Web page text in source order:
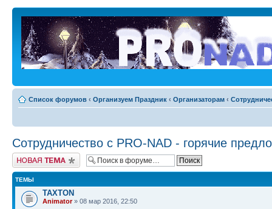
Список форумов ‹ Организуем Праздник ‹ Организаторам ‹
Сотрудничество c PRO-NAD - горячие
Новая тема
ТЕМЫ
TAXTON
Animator» 08 мар 2016, 22:50